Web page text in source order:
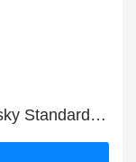
Fino al 44% di sconto sui Kaspersky Standard per un tempo limitato